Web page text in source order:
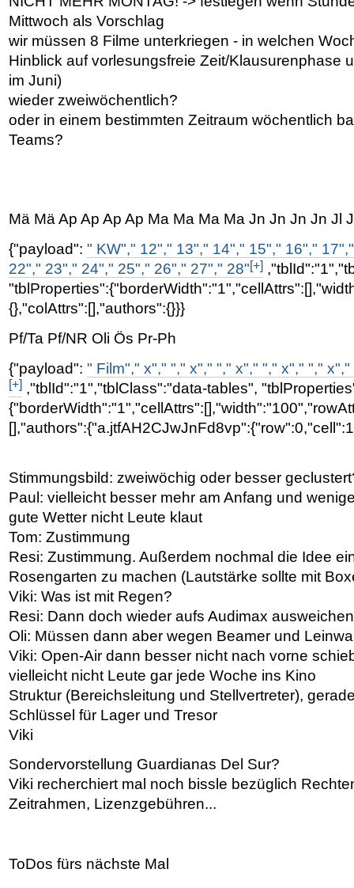
Mittwoch als Vorschlag
wir müssen 8 Filme unterkriegen - in welchen
Hinblick auf vorlesungsfreie Zeit/Klausurenphase
im Juni)
wieder zweiwöchentlich?
oder in einem bestimmten Zeitraum wöchentlich
Teams?
Mä Mä Ap Ap Ap Ap Ma Ma Ma Ma Jn Jn Jn Jn Jl
{"payload": " KW"," 12"," 13"," 14"," 15"," 16","
22"," 23"," 24"," 25"," 26"," 27"," 28"[+]
{},"colAttrs":[],"authors":{}}}
Pf/Ta Pf/NR Oli Ös Pr-Ph
{"payload": " Film"," x"," "," x"," "," x"," "," x"," ","
[+] ,"tblId":"1","tblClass":"data-tables",
Stimmungsbild: zweiwöchig oder besser
Paul: vielleicht besser mehr am Anfang und
gute Wetter nicht Leute klaut
Tom: Zustimmung
Resi: Zustimmung. Außerdem nochmal die Idee
Rosengarten zu machen (Lautstärke sollte mit
Viki: Was ist mit Regen?
Resi: Dann doch wieder aufs Audimax ausweichen
Oli: Müssen dann aber wegen Beamer und
Viki: Open-Air dann besser nicht nach vorne
vielleicht nicht Leute gar jede Woche ins Kino
Struktur (Bereichsleitung und Stellvertreter),
Schlüssel für Lager und Tresor
Viki
Sondervorstellung Guardianas Del Sur?
Viki recherchiert mal noch bissle bezüglich
Zeitrahmen, Lizenzgebühren...
ToDos fürs nächste Mal